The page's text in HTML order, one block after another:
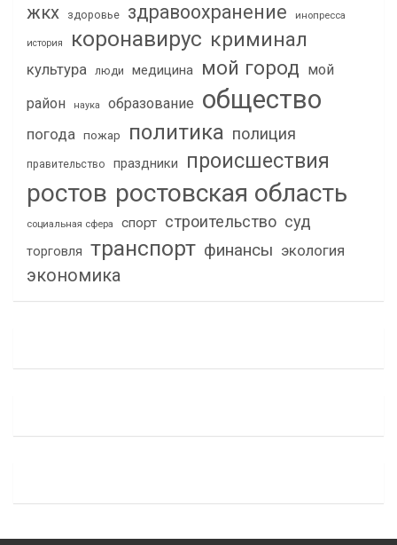
жкх здоровье здравоохранение инопресса
история коронавирус криминал
культура люди медицина мой город мой
район
наука образование общество
погода пожар политика полиция
правительство праздники происшествия
ростов ростовская область
социальная сфера спорт строительство суд
торговля транспорт финансы экология
экономика